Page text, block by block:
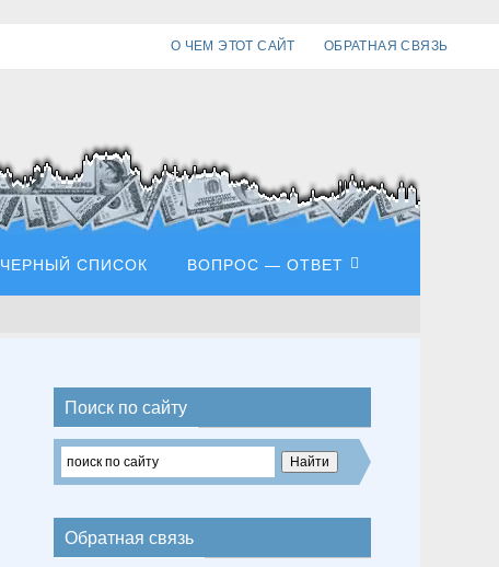
О ЧЕМ ЭТОТ САЙТ ОБРАТНАЯ СВЯЗЬ
ЧЕРНЫЙ СПИСОК ВОПРОС — ОТВЕТ
Поиск по сайту
Обратная связь